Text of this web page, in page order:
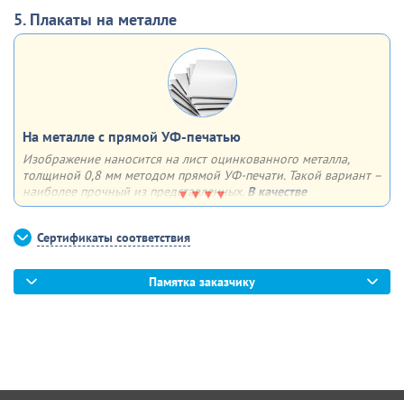
5. Плакаты на металле
На металле с прямой УФ-печатью
Изображение наносится на лист оцинкованного металла,
толщиной 0,8 мм методом прямой УФ-печати. Такой вариант –
наиболее прочный из представленных. В качестве
дополнительной опцииможем сделать 4 отверстия по углам
Сертификаты соответствия
Памятка заказчику